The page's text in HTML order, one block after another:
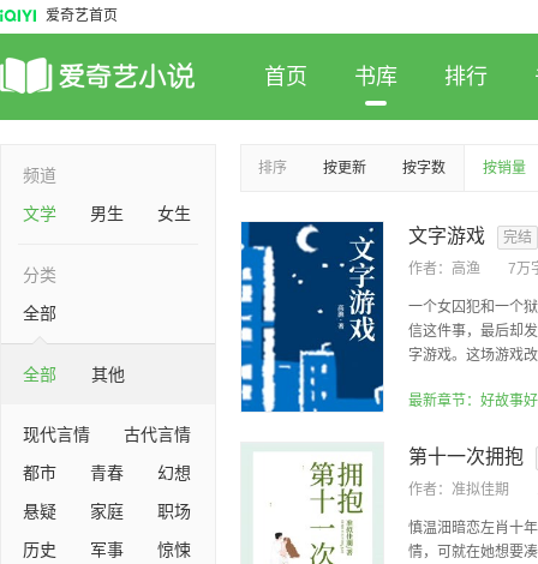
爱奇艺首页
首页 书库 排行
频道
文学
男生 女生
分类
全部
全部 其他
现代言情
古代言情
都市
青春
幻想
悬疑
家庭
职场
历史
军事
惊悚
排序 按更新 按字数 按销量
文字游戏
完结
作者： 高渔 7万
一个女囚犯和一个
信这件事，最后却
字游戏。这场游戏
第十一次拥抱
作者： 准拟佳期
慎温沺暗恋左肖十
情，可就在她想要